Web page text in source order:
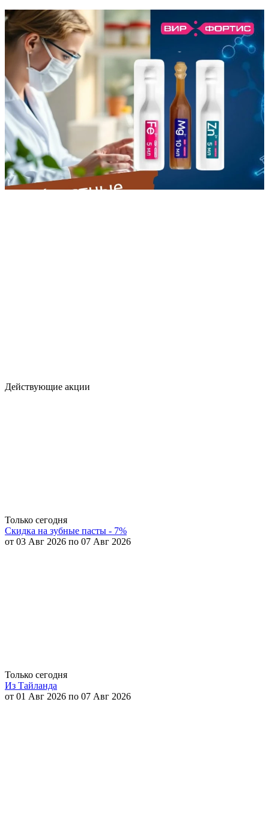
Действующие акции
Только сегодня
Скидка на зубные пасты - 7%
от 03 Авг 2026 по 07 Авг 2026
Только сегодня
Из Тайланда
от 01 Авг 2026 по 07 Авг 2026